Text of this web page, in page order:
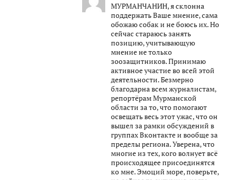
МУРМАНЧАНИН, я склонна
поддержать Ваше мнение, сама
обожаю собак и не боюсь их. Но
сейчас стараюсь занять
позицию, учитывающую
мнение не только
зоозащитников. Принимаю
активное участие во всей этой
деятельности. Безмерно
благодарна всем журналистам,
репортёрам Мурманской
области за то, что помогают
освещать весь этот ужас, что он
вышел за рамки обсуждений в
группах Вконтакте и вообще за
пределы региона. Уверена, что
многие из тех, кого волнует всё
происходящее присоединятся
ко мне. Эмоций море, поверьте,